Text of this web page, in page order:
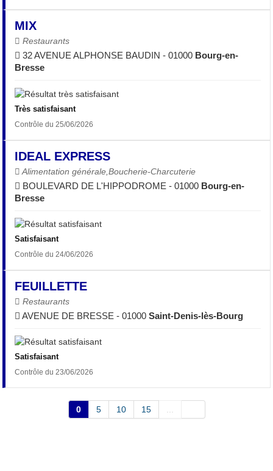
MIX
Restaurants
32 AVENUE ALPHONSE BAUDIN - 01000 Bourg-en-
Bresse
Très satisfaisant
Contrôle du 25/06/2026
IDEAL EXPRESS
Alimentation générale,Boucherie-Charcuterie
BOULEVARD DE L'HIPPODROME - 01000 Bourg-en-
Bresse
Satisfaisant
Contrôle du 24/06/2026
FEUILLETTE
Restaurants
AVENUE DE BRESSE - 01000Saint-Denis-lès-Bourg
Satisfaisant
Contrôle du 23/06/2026
0 5 10 15 ...